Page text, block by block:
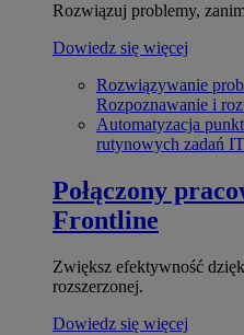
Rozwiązuj problemy,
Dowiedz się więcej
Rozwiązywanie
Rozpoznawanie i
Automatyzacja
rutynowych zadań IT
Połączony
Frontline
Zwiększ efektywność
rozszerzonej.
Dowiedz się więcej